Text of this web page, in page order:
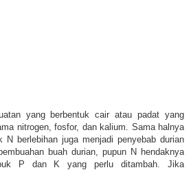
yang berbentuk cair atau padat yang
nitrogen, fosfor, dan kalium. Sama halnya
N berlebihan juga menjadi penyebab durian
buah durian, pupun N hendaknya
P dan K yang perlu ditambah. Jika